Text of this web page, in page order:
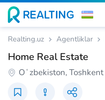
Realting.uz Agentliklar
Home Real Estate
Oʻzbekiston, Toshkent